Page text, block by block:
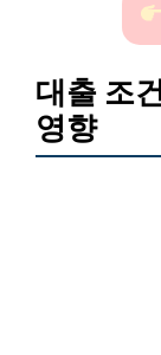
대출 조
영향